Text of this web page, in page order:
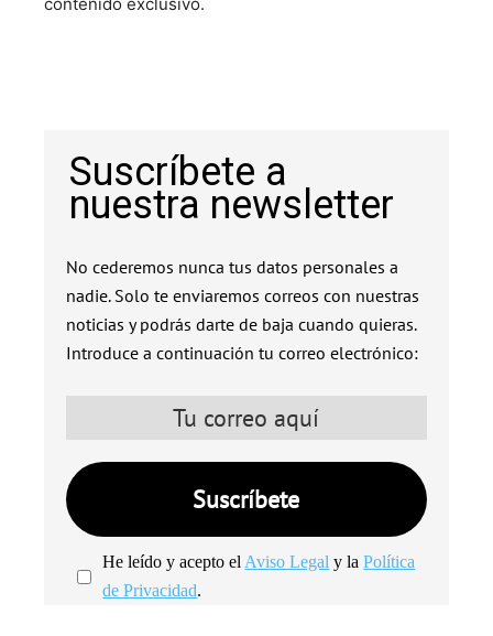
Suscríbete a
nuestra newsletter
No cederemos nunca tus datos personales a
nadie. Solo te enviaremos correos con nuestras
noticias y podrás darte de baja cuando quieras.
Introduce a continuación tu correo electrónico:
He leído y acepto el Aviso Legal y laPolítica
de Privacidad.